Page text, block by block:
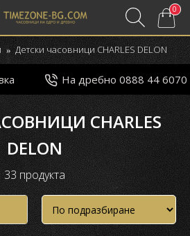
0
Детски часовници CHARLES DELON
На дребно 0888 44 6070
CHARLES
DELON
33 продуктa